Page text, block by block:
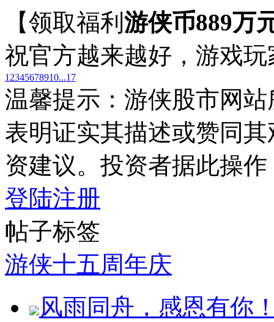
【领取福利 游侠币889万
祝官方越来越好，游戏
1 2345678910...17
温馨提示：游侠股市网
表明证实其描述或赞同
资建议。投资者据此操
登陆注册
帖子标签
游侠十五周年庆
风雨同舟，感恩有你